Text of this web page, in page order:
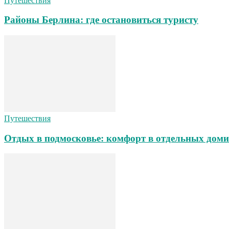
Районы Берлина: где остановиться туристу
Путешествия
Отдых в подмосковье: комфорт в отдельных